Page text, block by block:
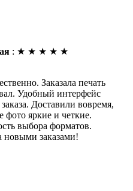
: ★ ★ ★ ★ ★
Заказала печать
Удобный интерфейс
Доставили вовремя,
фото яркие и четкие.
выбора форматов.
новыми заказами!